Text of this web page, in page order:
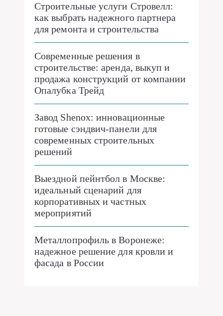
Строительные услуги Стровелл:
как выбрать надежного партнера
для ремонта и строительства
Современные решения в
строительстве: аренда, выкуп и
продажа конструкций от компании
Опалубка Трейд
Завод Shenox: инновационные
готовые сэндвич-панели для
современных строительных
решений
Выездной пейнтбол в Москве:
идеальный сценарий для
корпоративных и частных
мероприятий
Металлопрофиль в Воронеже:
надежное решение для кровли и
фасада в России